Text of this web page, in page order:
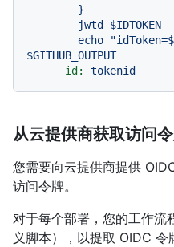
id:
tokenid
从云提供商获取访问
您需要向云提供商提供
访问令牌。
对于每个部署，您的工作流
义脚本），以提取 OIDC